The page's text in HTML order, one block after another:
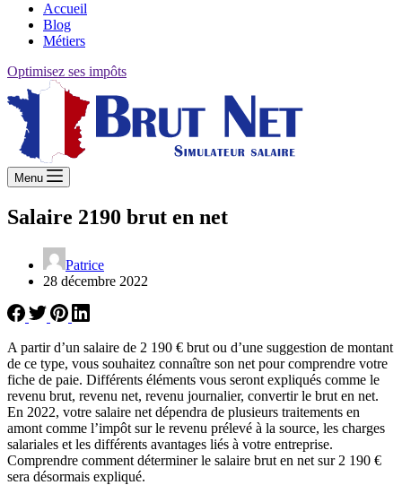
Accueil
Blog
Métiers
Optimisez ses impôts
Menu
Salaire 2190 brut en net
Patrice
28 décembre 2022
A partir d’un salaire de 2 190 € brut ou d’une suggestion de montant
de ce type, vous souhaitez connaître son net pour comprendre votre
fiche de paie. Différents éléments vous seront expliqués comme le
revenu brut, revenu net, revenu journalier, convertir le brut en net.
En 2022, votre salaire net dépendra de plusieurs traitements en
amont comme l’impôt sur le revenu prélevé à la source, les charges
salariales et les différents avantages liés à votre entreprise.
Comprendre comment déterminer le salaire brut en net sur 2 190 €
sera désormais expliqué.